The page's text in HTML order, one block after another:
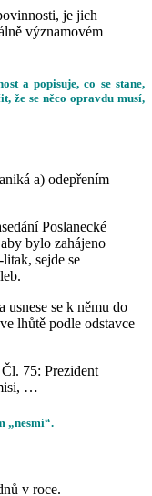
je jich
významovém
a popisuje, co se stane,
že se něco opravdu musí,
a) odepřením
Poslanecké
bylo zahájeno
litak, sejde se
usnese se k němu do
lhůtě podle odstavce
75: Prezident
…
„nesmí“.
v roce.